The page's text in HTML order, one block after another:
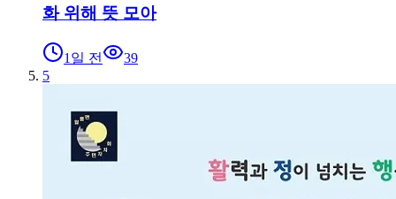
화 위해 뜻 모아
1일 전
39
5